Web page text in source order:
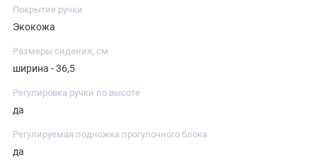
Покрытие ручки
Экокожа
Размеры сидения, см
ширина - 36,5
Регулировка ручки по высоте
да
Регулируемая подножка прогулочного блока
да